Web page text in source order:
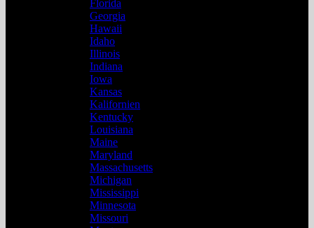
Florida
Georgia
Hawaii
Idaho
Illinois
Indiana
Iowa
Kansas
Kalifornien
Kentucky
Louisiana
Maine
Maryland
Massachusetts
Michigan
Mississippi
Minnesota
Missouri